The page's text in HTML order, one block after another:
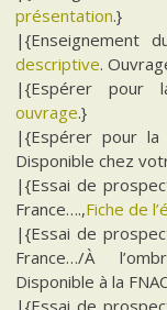
présentation.}
|{Enseignement
descriptive.
|{Espérer pour
ouvrage.}
|{Espérer pour la
Disponible chez
|{Essai de
France….,Fiche de
|{Essai de
France…/À
Disponible à la